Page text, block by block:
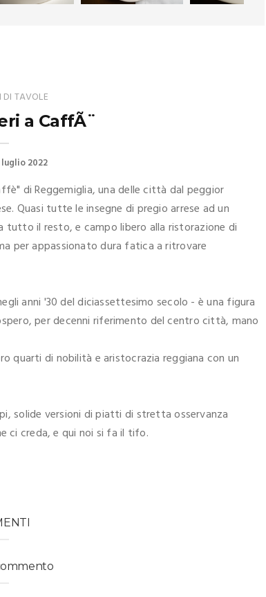
TAVOLE
a CaffÃ¨
luglio 2022
di Reggemiglia, una delle città dal peggior
Quasi tutte le insegne di pregio arrese ad un
tutto il resto, e campo libero alla ristorazione di
per appassionato dura fatica a ritrovare
anni '30 del diciassettesimo secolo - è una figura
per decenni riferimento del centro città, mano
quarti di nobilità e aristocrazia reggiana con un
solide versioni di piatti di stretta osservanza
ci creda, e qui noi si fa il tifo.